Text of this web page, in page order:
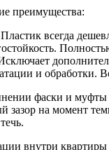
преимущества:
всегда
и обработки.
фаски и муфты
зазор на момент